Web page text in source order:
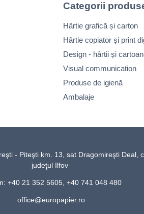
Categorii
Hârtie grafică și carton
Hârtie copiator și print
Design - hârtii și
Visual communication
Produse de igienă
Ambalaje
- Piteşti km. 13, sat Dragomireşti Deal,
judeţul Ilfov
+40 21 352 5605, +40 741 048 480
office@europapier.ro